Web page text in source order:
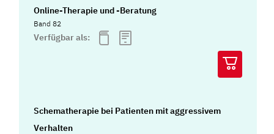
Online-Therapie und -Beratung
Band 82
Verfügbar als:
Schematherapie bei Patienten mit aggressivem
Verhalten